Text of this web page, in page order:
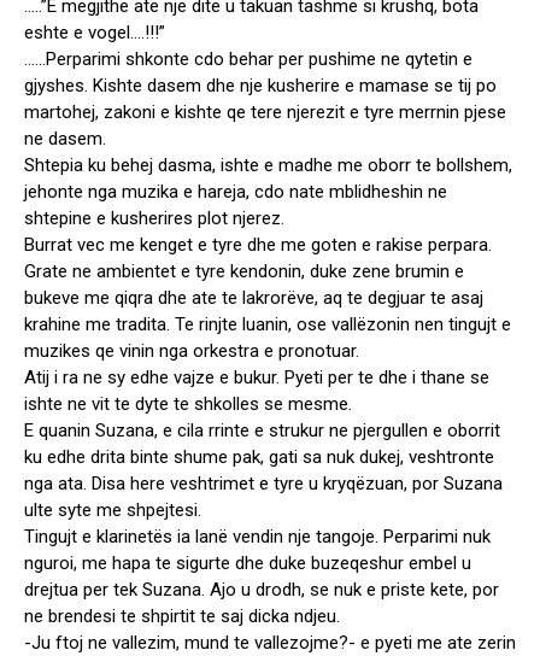
…..”E megjithe ate nje dite u takuan tashme si krushq, bota
eshte e vogel….!!!”
……Perparimi shkonte cdo behar per pushime ne qytetin e
gjyshes. Kishte dasem dhe nje kusherire e mamase se tij po
martohej, zakoni e kishte qe tere njerezit e tyre merrnin pjese
ne dasem.
Shtepia ku behej dasma, ishte e madhe me oborr te bollshem,
jehonte nga muzika e hareja, cdo nate mblidheshin ne
shtepine e kusherires plot njerez.
Burrat vec me kenget e tyre dhe me goten e rakise perpara.
Grate ne ambientet e tyre kendonin, duke zene brumin e
bukeve me qiqra dhe ate te lakrorëve, aq te degjuar te asaj
krahine me tradita. Te rinjte luanin, ose vallëzonin nen tingujt e
muzikes qe vinin nga orkestra e pronotuar.
Atij i ra ne sy edhe vajze e bukur. Pyeti per te dhe i thane se
ishte ne vit te dyte te shkolles se mesme.
E quanin Suzana, e cila rrinte e strukur ne pjergullen e oborrit
ku edhe drita binte shume pak, gati sa nuk dukej, veshtronte
nga ata. Disa here veshtrimet e tyre u kryqëzuan, por Suzana
ulte syte me shpejtesi.
Tingujt e klarinetës ia lanë vendin nje tangoje. Perparimi nuk
nguroi, me hapa te sigurte dhe duke buzeqeshur embel u
drejtua per tek Suzana. Ajo u drodh, se nuk e priste kete, por
ne brendesi te shpirtit te saj dicka ndjeu.
-Ju ftoj ne vallezim, mund te vallezojme?- e pyeti me ate zerin